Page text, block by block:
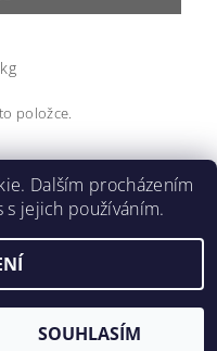
položce.
práva vyhrazena
Dalším procházením
jejich používáním.
SOUHLASÍM